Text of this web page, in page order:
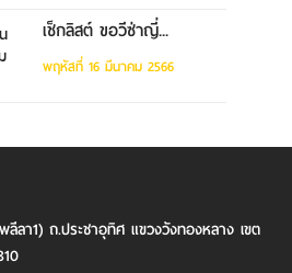
เช็กลิสต์ ขอวีซ่าญี่...
พฤหัสที่ 16 มีนาคม 2566
ลีลา1) ถ.ประชาอุทิศ แขวงวังทองหลาง เขต